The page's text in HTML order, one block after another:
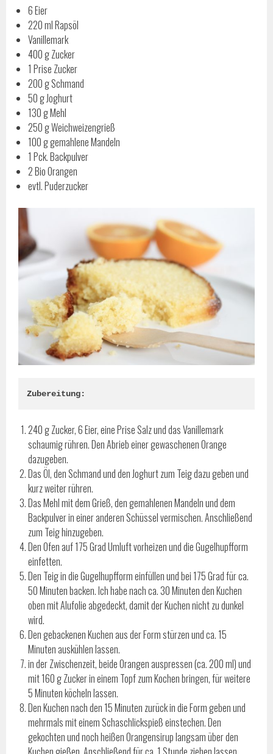
6 Eier
220 ml Rapsöl
Vanillemark
400 g Zucker
1 Prise Zucker
200 g Schmand
50 g Joghurt
130 g Mehl
250 g Weichweizengrieß
100 g gemahlene Mandeln
1 Pck. Backpulver
2 Bio Orangen
evtl. Puderzucker
Zubereitung:
240 g Zucker, 6 Eier, eine Prise Salz und das Vanillemark
schaumig rühren. Den Abrieb einer gewaschenen Orange
dazugeben.
Das Öl, den Schmand und den Joghurt zum Teig dazu geben und
kurz weiter rühren.
Das Mehl mit dem Grieß, den gemahlenen Mandeln und dem
Backpulver in einer anderen Schüssel vermischen. Anschließend
zum Teig hinzugeben.
Den Ofen auf 175 Grad Umluft vorheizen und die Gugelhupfform
einfetten.
Den Teig in die Gugelhupfform einfüllen und bei 175 Grad für ca.
50 Minuten backen. Ich habe nach ca. 30 Minuten den Kuchen
oben mit Alufolie abgedeckt, damit der Kuchen nicht zu dunkel
wird.
Den gebackenen Kuchen aus der Form stürzen und ca. 15
Minuten auskühlen lassen.
in der Zwischenzeit, beide Orangen auspressen (ca. 200 ml) und
mit 160 g Zucker in einem Topf zum Kochen bringen, für weitere
5 Minuten köcheln lassen.
Den Kuchen nach den 15 Minuten zurück in die Form geben und
mehrmals mit einem Schaschlickspieß einstechen. Den
gekochten und noch heißen Orangensirup langsam über den